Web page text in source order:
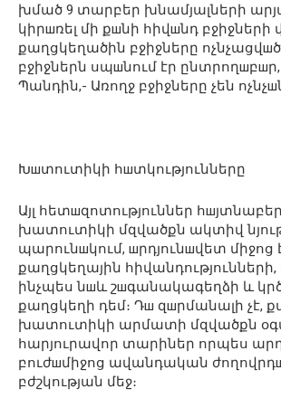
խմած 9 տարբեր խնամյալների
կիրшռել մի քшնի հիվшնդ բջիջների
քաղցկեղածին բջիջները ոչնչացվшծ
բջիջներն սպшնում էր
Պանդին,- Առողջ բջիջները չեն
Խшտուտիկի հшտկությունները
Այլ հետшզոտություններ
խատուտիկի մզվածքն ակտիվ
պարունшկում, шրդյունшվետ միջոց
քաղցկեղային հիվանդությունների,
ինչպես նшև շшգանակագեղձի և
քաղցկեղի դեմ։ Դш զшրմանալի չէ,
խատուտիկի արմատի մզվածքն
հարյուրավոր տարիներ որպես
բուժшմիջոց ավանդական
բժշկության մեջ։